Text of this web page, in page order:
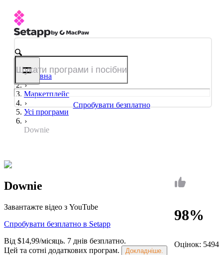
Спробувати безплатно
Головна
Маркетплейс
Усі програми
Downie
98%
Оцінок: 5494
Downie
Завантажте відео з YouTube
Спробувати безплатно в Setapp
Від $14,99/місяць. 7 днів безплатно.
Цей та сотні додаткових програм.
Докладніше.